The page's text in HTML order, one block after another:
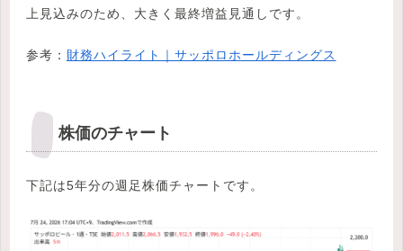
上見込みのため、大きく最終増益見通しです。
参考： 財務ハイライト｜サッポロホールディングス
株価のチャート
下記は5年分の週足株価チャートです。